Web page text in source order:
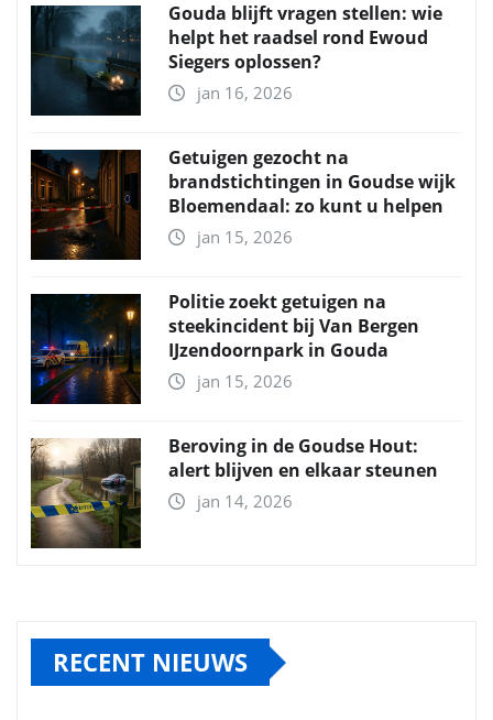
Gouda blijft vragen stellen: wie
helpt het raadsel rond Ewoud
Siegers oplossen?
jan 16, 2026
Getuigen gezocht na
brandstichtingen in Goudse wijk
Bloemendaal: zo kunt u helpen
jan 15, 2026
Politie zoekt getuigen na
steekincident bij Van Bergen
IJzendoornpark in Gouda
jan 15, 2026
Beroving in de Goudse Hout:
alert blijven en elkaar steunen
jan 14, 2026
RECENT NIEUWS